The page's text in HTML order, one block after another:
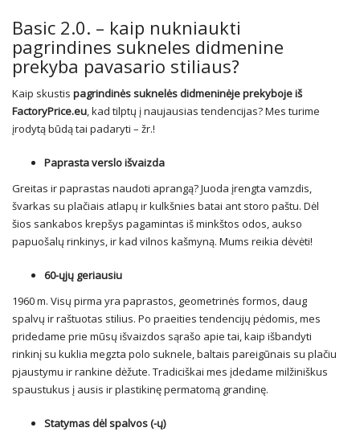
Basic 2.0. – kaip nukniaukti
pagrindines sukneles didmenine
prekyba pavasario stiliaus?
Kaip skustis pagrindinės suknelės didmeninėje prekyboje iš
FactoryPrice.eu, kad tilptų į naujausias tendencijas? Mes turime
įrodytą būdą tai padaryti – žr.!
Paprasta verslo išvaizda
Greitas ir paprastas naudoti aprangą? Juoda įrengta vamzdis,
švarkas su plačiais atlapų ir kulkšnies batai ant storo paštu. Dėl
šios sankabos krepšys pagamintas iš minkštos odos, aukso
papuošalų rinkinys, ir kad vilnos kašmyną. Mums reikia dėvėti!
60-ųjų geriausiu
1960 m. Visų pirma yra paprastos, geometrinės formos, daug
spalvų ir raštuotas stilius. Po praeities tendencijų pėdomis, mes
pridedame prie mūsų išvaizdos sąrašo apie tai, kaip išbandyti
rinkinį su kuklia megzta polo suknele, baltais pareigūnais su plačiu
pjaustymu ir rankine dėžute. Tradiciškai mes įdedame milžiniškus
spaustukus į ausis ir plastikinę permatomą grandinę.
Statymas dėl spalvos (-ų)